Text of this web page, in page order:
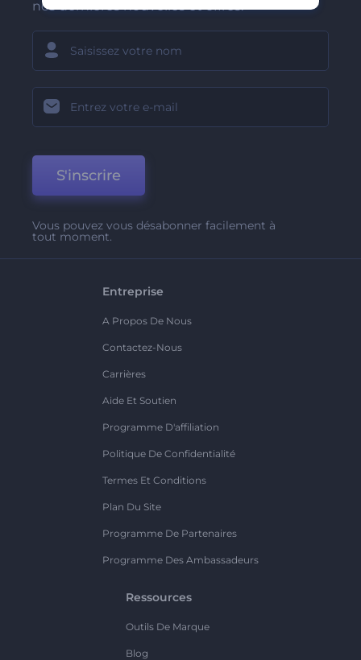
nos dernières nouvelles et offres.
S'inscrire
Vous pouvez vous désabonner facilement à
tout moment.
Entreprise
A Propos De Nous
Contactez-Nous
Carrières
Aide Et Soutien
Programme D'affiliation
Politique De Confidentialité
Termes Et Conditions
Plan Du Site
Programme De Partenaires
Programme Des Ambassadeurs
Ressources
Outils De Marque
Blog